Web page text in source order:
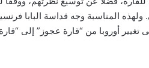
ولهذه المناسبة وجه قداسة البابا
تغيير أوروبا من “قارة عجوز” إلى